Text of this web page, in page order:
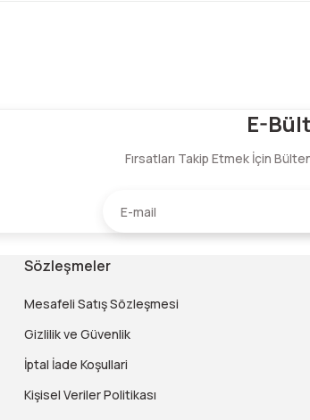
Yorum
E-
Fırsatları Takip Etmek İçin
Sözleşmeler
Mesafeli Satış Sözleşmesi
Gizlilik ve Güvenlik
İptal İade Koşullari
Kişisel Veriler Politikası